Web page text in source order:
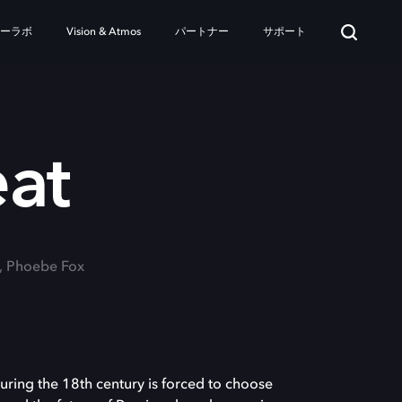
ラボ Vision & Atmos パートナー サポート
Phoebe Fox
the 18th century is forced to choose